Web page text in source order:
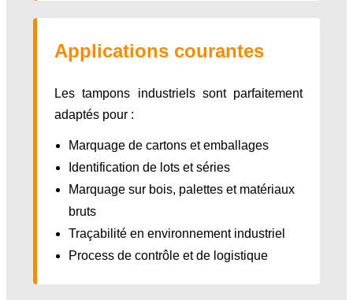
Applications courantes
Les tampons industriels sont parfaitement
adaptés pour :
Marquage de cartons et emballages
Identification de lots et séries
Marquage sur bois, palettes et matériaux
bruts
Traçabilité en environnement industriel
Process de contrôle et de logistique